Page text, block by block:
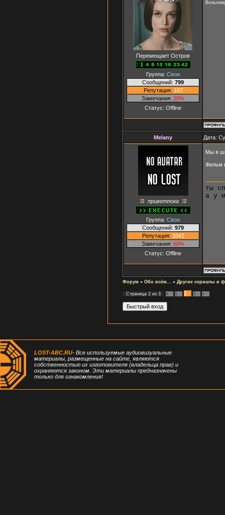
Перемещает Остров
Группа: Свои
Сообщений: 799
Репутация: 167
Замечания: 20%
Статус: Offline
Melany Дата:
приветпока
Группа: Свои
Сообщений: 979
Репутация: 3342
Замечания: 60%
Статус: Offline
Мы в
Фильм
ты
а у
Форум » Обо всём... » Другие сериалы и
Страница 2 из 3 « 1 2 3 »
LOST-ABC.RU- Все используемые аудиовизуальные
материалы, размещенные на сайте, являются
собственностью их изготовителя (владельца прав) и
охраняются законом. Эти материалы предназначены
только для ознакомления!